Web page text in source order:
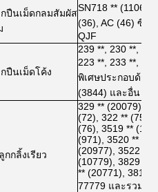
ปืนเม็ดกลมสัมผัสSN718 **
(36), AC (46) ซีรี
QJF
ปืนเม็ดโค้ง
239 **, 230 **,
223 **, 233 **,
พิเศษประกอบด้วย
(3844) และอื่น ๆ
กกลิ้งเรียว
329 ** (20079),
(72), 322 ** (75),
(76), 3519 **
(971), 3520 **
(20977), 3522 * *
(10779), 3829 **
** (20771), 3811
77779 และรวมถึ